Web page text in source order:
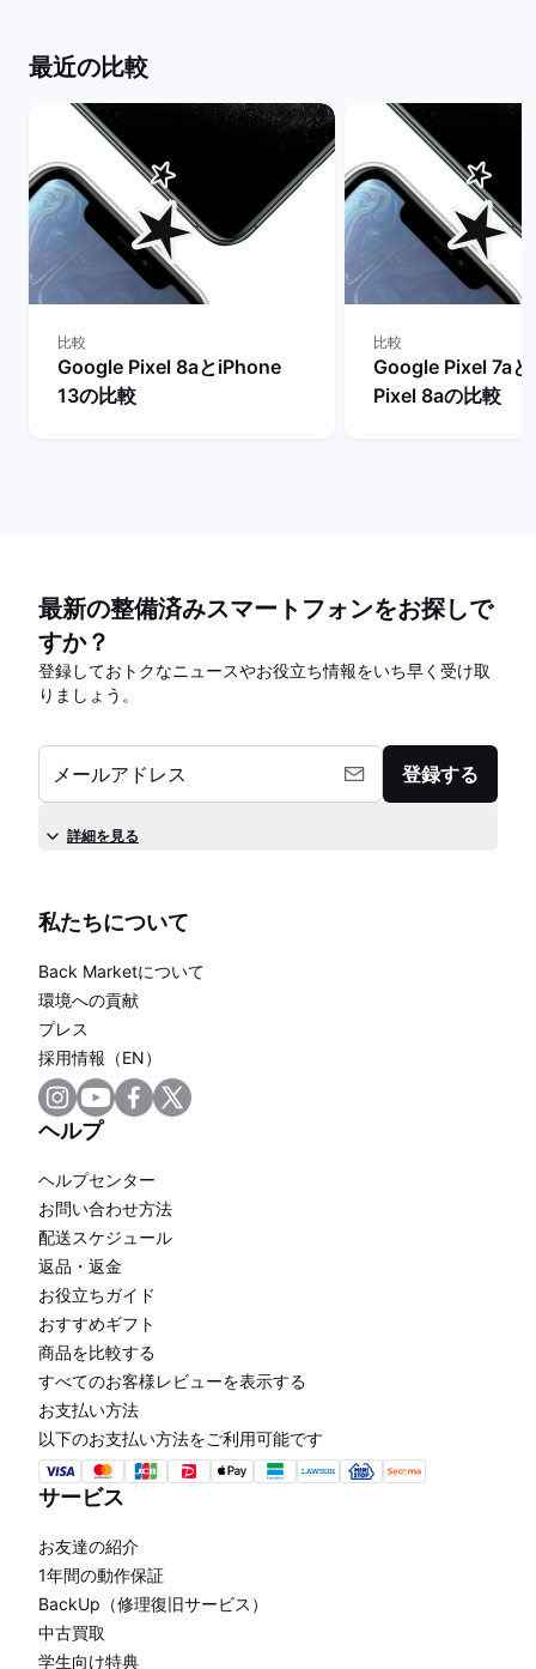
最近の比較
比較
Google Pixel 8aとiPhone
13の比較
比較
Google Pixel 7a
Pixel 8aの比較
最新の整備済みスマートフォンをお探しで
すか？
登録しておトクなニュースやお役立ち情報をいち早く受け取
りましょう。
メールアドレス 登録する
詳細を見る
私たちについて
Back Marketについて
環境への貢献
プレス
採用情報（EN）
ヘルプ
ヘルプセンター
お問い合わせ方法
配送スケジュール
返品・返金
お役立ちガイド
おすすめギフト
商品を比較する
すべてのお客様レビューを表示する
お支払い方法
以下のお支払い方法をご利用可能です
サービス
お友達の紹介
1年間の動作保証
BackUp（修理復旧サービス）
中古買取
学生向け特典